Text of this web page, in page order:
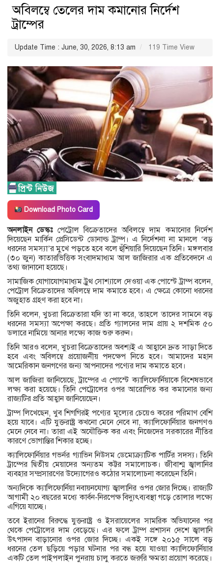
অবিলম্বে তেলের দাম কমানোর নির্দেশ
ট্রাম্পের
Update Time : June, 30, 2026, 8:13 am 119 Time View
Download Photo Card
অনলাইন ডেস্কঃ পেট্রোল বিক্রেতাদের অবিলম্বে দাম কমানোর নির্দেশ
দিয়েছেন মার্কিন প্রেসিডেন্ট ডোনাল্ড ট্রাম্প। এ নির্দেশনা না মানলে ‘বড়
ধরনের সমস্যা’র মুখে পড়তে হবে বলে হুঁশিয়ারি দিয়েছেন তিনি। মঙ্গলবার
(৩০ জুন) কাতারভিত্তিক সংবাদমাধ্যম আল জাজিরার এক প্রতিবেদনে এ
তথ্য জানানো হয়েছে।
সামাজিক যোগাযোগমাধ্যম ট্রুথ সোশ্যালে দেওয়া এক পোস্টে ট্রাম্প বলেন,
পেট্রোল বিক্রেতাদের অবিলম্বে দাম কমাতে হবে। এ ক্ষেত্রে কোনো ধরনের
অজুহাত গ্রহণ করা হবে না।
তিনি বলেন, খুচরা বিক্রেতারা যদি তা না করে, তাহলে তাদের সামনে বড়
ধরনের সমস্যা অপেক্ষা করছে। প্রতি গ্যালনের দাম প্রায় ২ দশমিক ৫০
ডলারে নামিয়ে আনার লক্ষ্যে কাজ শুরু করুন।
তিনি আরও বলেন, খুচরা বিক্রেতাদের অবশ্যই এ আহ্বানে দ্রুত সাড়া দিতে
হবে এবং অবিলম্বে প্রয়োজনীয় পদক্ষেপ নিতে হবে। আমাদের মহান
আমেরিকান জনগণের জন্য আপনাদের পণ্যের দাম কমাতে হবে।
আল জাজিরা জানিয়েছে, ট্রাম্পের এ পোস্টে ক্যালিফোর্নিয়াকে বিশেষভাবে
লক্ষ্য করা হয়েছে। তিনি পেট্রোলের ওপর আরোপিত কর কমানোর জন্য
রাজ্যটির প্রতি আহ্বান জানিয়েছেন।
ট্রাম্প লিখেছেন, খুব শিগগিরই পণ্যের মূল্যের চেয়েও করের পরিমাণ বেশি
হয়ে যাবে। এটি যুক্তরাষ্ট্র কখনো মেনে নেবে না, ক্যালিফোর্নিয়ার জনগণও
মেনে নেবে না। তারা এই অযৌক্তিক কর এবং নিজেদের সরকারের নীতির
কারণে ভোগান্তির শিকার হচ্ছে।
ক্যালিফোর্নিয়ার গভর্নর গ্যাভিন নিউসম ডেমোক্র্যাটিক পার্টির সদস্য। তিনি
ট্রাম্পের দ্বিতীয় মেয়াদের অন্যতম কট্টর সমালোচক। জীবাশ্ম জ্বালানির
ব্যবহার সম্প্রসারণের উদ্যোগেরও কঠোর সমালোচনা করেছেন তিনি।
অন্যদিকে ক্যালিফোর্নিয়া নবায়নযোগ্য জ্বালানির ওপর জোর দিচ্ছে। রাজ্যটি
আগামী ২০ বছরের মধ্যে কার্বন-নিরপেক্ষ বিদ্যুৎব্যবস্থা গড়ে তোলার লক্ষ্যে
এগিয়ে যাচ্ছে।
তবে ইরানের বিরুদ্ধে যুক্তরাষ্ট্র ও ইসরায়েলের সামরিক অভিযানের পর
থেকে পেট্রোলের দাম বেড়েছে। এর ফলে ট্রাম্প প্রশাসন দেশে জ্বালানি
উৎপাদন বাড়ানোর ওপর জোর দিচ্ছে। একই সঙ্গে ২০১৫ সালে বড়
ধরনের তেল ছড়িয়ে পড়ার ঘটনার পর বন্ধ হয়ে যাওয়া ক্যালিফোর্নিয়ার
একটি তেল পাইপলাইন পুনরায় চালু করতে জরুরি ক্ষমতা প্রয়োগ করেছে।